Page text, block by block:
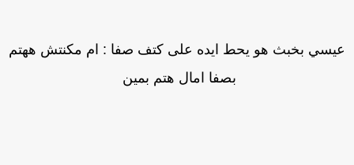
بخبث هو يحط ايده على كتف صفا : ام مكنتش ههتم
بصفا امال هتم بمين